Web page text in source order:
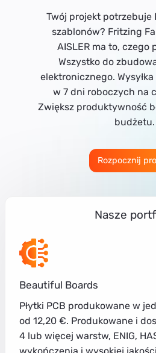
Twój projekt potrzebuje
szablonów? Fritzing
AISLER ma to, czego
Wszystko do
elektronicznego.
w 7 dni roboczych na
Zwiększ produktywność
budżetu.
Rozpocznij
Nasze
Beautiful Boards
Płytki PCB produkowane w
od 12,20 €. Produkowane i
4 lub więcej warstw, ENIG,